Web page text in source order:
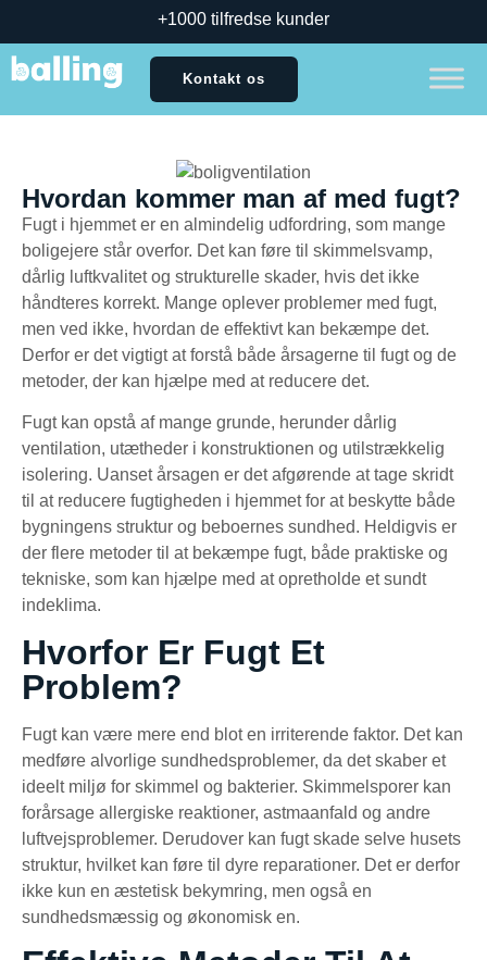
+1000 tilfredse kunder
Kontakt os
Hvordan kommer man af med fugt?
Fugt i hjemmet er en almindelig udfordring, som mange
boligejere står overfor. Det kan føre til skimmelsvamp,
dårlig luftkvalitet og strukturelle skader, hvis det ikke
håndteres korrekt. Mange oplever problemer med fugt,
men ved ikke, hvordan de effektivt kan bekæmpe det.
Derfor er det vigtigt at forstå både årsagerne til fugt og de
metoder, der kan hjælpe med at reducere det.
Fugt kan opstå af mange grunde, herunder dårlig
ventilation, utætheder i konstruktionen og utilstrækkelig
isolering. Uanset årsagen er det afgørende at tage skridt
til at reducere fugtigheden i hjemmet for at beskytte både
bygningens struktur og beboernes sundhed. Heldigvis er
der flere metoder til at bekæmpe fugt, både praktiske og
tekniske, som kan hjælpe med at opretholde et sundt
indeklima.
Hvorfor Er Fugt Et
Problem?
Fugt kan være mere end blot en irriterende faktor. Det kan
medføre alvorlige sundhedsproblemer, da det skaber et
ideelt miljø for skimmel og bakterier. Skimmelsporer kan
forårsage allergiske reaktioner, astmaanfald og andre
luftvejsproblemer. Derudover kan fugt skade selve husets
struktur, hvilket kan føre til dyre reparationer. Det er derfor
ikke kun en æstetisk bekymring, men også en
sundhedsmæssig og økonomisk en.